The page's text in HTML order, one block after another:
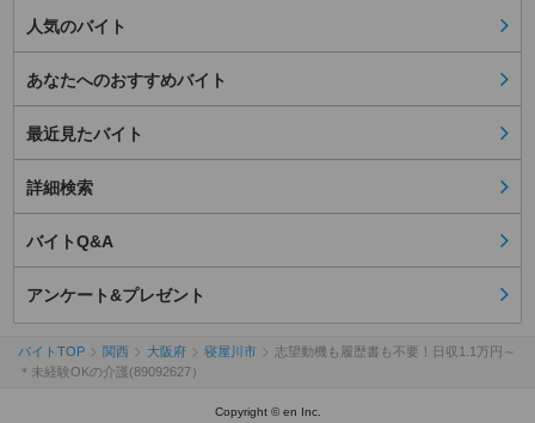
人気のバイト
あなたへのおすすめバイト
最近見たバイト
詳細検索
バイトQ&A
アンケート&プレゼント
バイトTOP 関西 大阪府 寝屋川市
志望動機も履歴書も不要！日収1.1万円～
＊未経験OKの介護(89092627）
Copyright © en Inc.